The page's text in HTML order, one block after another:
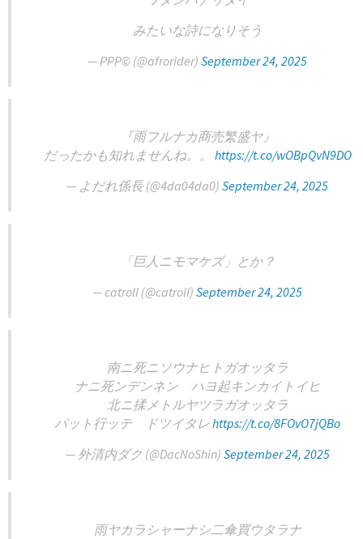
みたいな詩になりそう
— PPP©︎ (@afrorider) September 24, 2025
『雨フルナカ商売繁盛ヤ』
だったかも知れませんね。。 https://t.co/wOBpQvN9DO
— よだれ係長 (@4da04da0) September 24, 2025
「巨人ニモマケズ」とか？
— catroll (@catroll) September 24, 2025
南ニ死ニソウナヒトガオッタラ
ナニ死ンデンネン ハヨ起キンカイトイヒ
北ニ揉メトルヤツラガオッタラ
パット行ッテ ドツイタレhttps://t.co/8FOvO7jQBo
— 外清内ダク (@DacNoShin) September 24, 2025
雨ヤカラシャーナシ二傘買ウタラナ